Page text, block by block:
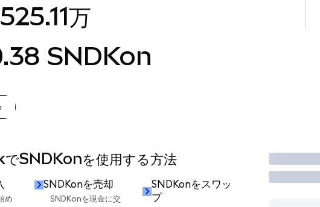
万
SNDKon
SNDKonを使用する方法
め
SNDKonを売却
SNDKonを現金に交
SNDKonをスワッ
プ
取引